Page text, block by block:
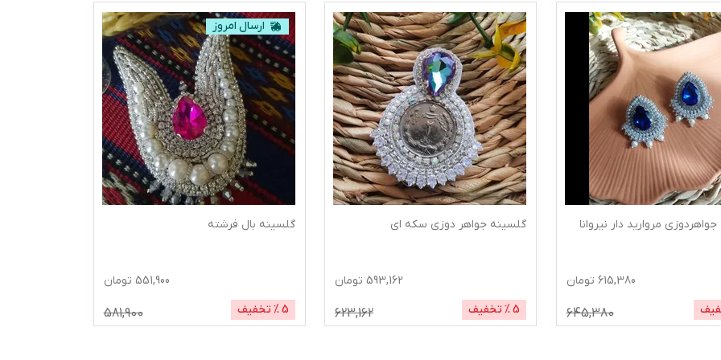
مروارید دار نیروانا
615,380 تومان
645,380
گلسینه جواهر دوزی سکه ای
593,162 تومان
5% تخفیف 623,162
ارسال امروز
گلسینه بال فرشته
551,900 تومان
5% تخفیف 581,900